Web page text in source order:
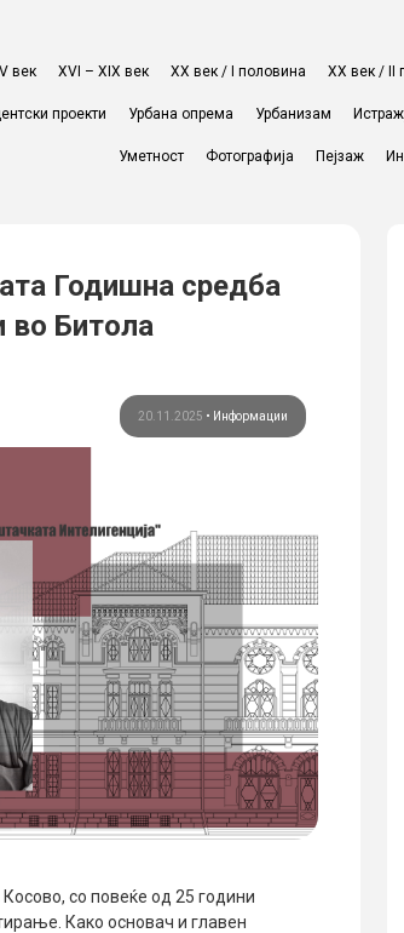
век XVI – XIX век ХХ век / I половина ХХ век / II
проекти Урбана опрема Урбанизам
Уметност Фотографија Пејзаж
Годишна средба
во Битола
20.11.2025 • Информации
со повеќе од 25 години
Како основач и главен